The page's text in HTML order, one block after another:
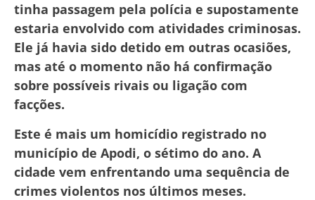
tinha passagem pela polícia e supostamente
estaria envolvido com atividades criminosas.
Ele já havia sido detido em outras ocasiões,
mas até o momento não há confirmação
sobre possíveis rivais ou ligação com
facções.
Este é mais um homicídio registrado no
município de Apodi, o sétimo do ano. A
cidade vem enfrentando uma sequência de
crimes violentos nos últimos meses.